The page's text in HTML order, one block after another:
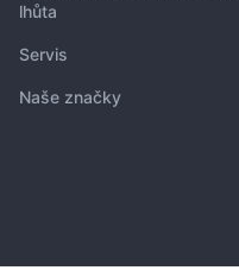
lhůta
Servis
Naše značky